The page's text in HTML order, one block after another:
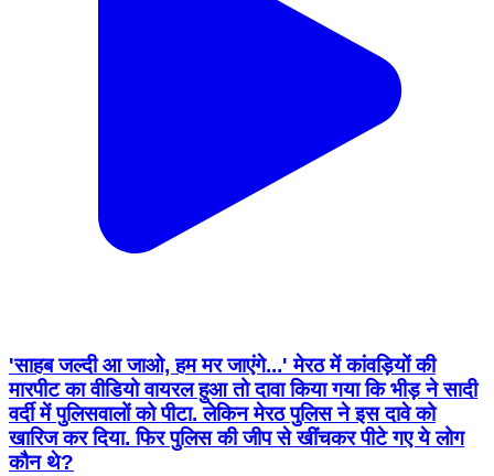
'साहब जल्दी आ जाओ, हम मर जाएंगे...' मेरठ में कांवड़ियों की
मारपीट का वीडियो वायरल हुआ तो दावा किया गया कि भीड़ ने सादी
वर्दी में पुलिसवालों को पीटा. लेकिन मेरठ पुलिस ने इस दावे को
खारिज कर दिया. फिर पुलिस की जीप से खींचकर पीटे गए ये लोग
कौन थे?